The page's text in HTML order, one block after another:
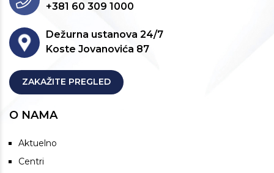
+381 60 309 1000
Dežurna ustanova 24/7
Koste Jovanovića 87
ZAKAŽITE PREGLED
O NAMA
Aktuelno
Centri